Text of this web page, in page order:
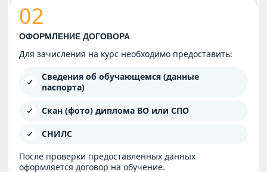
02
ОФОРМЛЕНИЕ ДОГОВОРА
Для зачисления на курс необходимо предоставить:
Сведения об обучающемся (данные
паспорта)
Скан (фото) диплома ВО или СПО
СНИЛС
После проверки предоставленных данных
оформляется договор на обучение.